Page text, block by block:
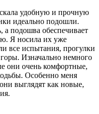
удобную и прочную
идеально подошли.
подошва обеспечивает
Я носила их уже
все испытания, прогулки
Изначально немного
они очень комфортные,
Особенно меня
выглядят как новые,